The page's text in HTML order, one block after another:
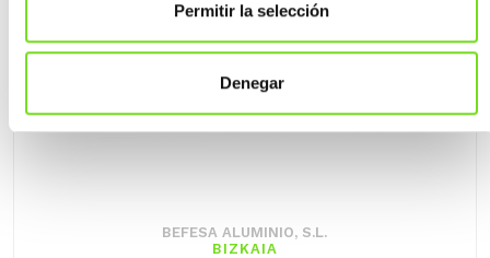
Permitir la selección
Denegar
BEFESA ALUMINIO, S.L.
BIZKAIA